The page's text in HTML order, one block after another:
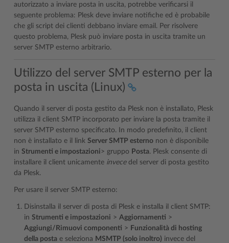
autorizzato a inviare posta in uscita, potrebbe verificarsi il
seguente problema: Plesk deve inviare notifiche ed è probabile
che gli script dei clienti debbano inviare email. Per risolvere
questo problema, Plesk può inviare posta in uscita tramite un
server SMTP esterno arbitrario.
Utilizzo del server SMTP esterno per la
posta in uscita (Linux)
Quando il server di posta gestito da Plesk non è installato, Plesk
utilizza il client SMTP incorporato per inviare la posta tramite il
server SMTP esterno specificato. In modo predefinito, il client
non è installato e il link Server SMTP esterno non è disponibile
in Strumenti e impostazioni> gruppo Posta. Plesk consente di
installare il client unicamente invecedel server di posta gestito
da Plesk.
Per usare il server SMTP esterno:
Disinstalla il server di posta di Plesk e installa il client SMTP:
in Strumenti e impostazioni > Aggiornamenti >
Aggiungi/Rimuovi componenti > Funzionalità di hosting
della posta e seleziona MSMTP (solo inoltro) invece del